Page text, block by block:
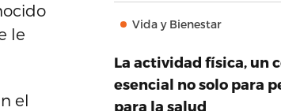
le
el
Vida y Bienestar
La actividad física, un
esencial no solo para
para la salud